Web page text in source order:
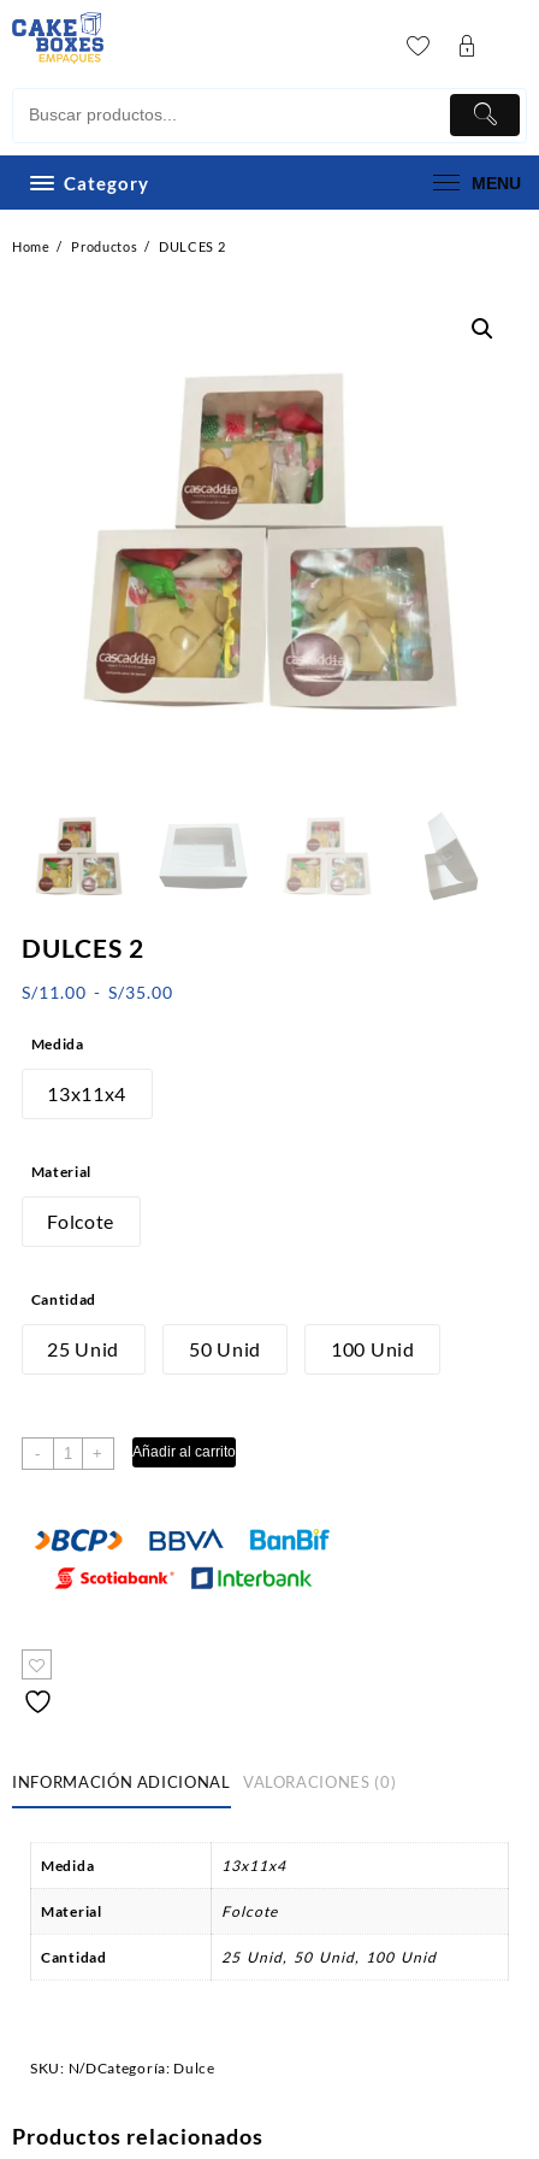
to
content
Category MENU
Home Productos DULCES 2
DULCES 2
S/11.00 - S/35.00Rango
Medida
13x11x4
Material
Folcote
Cantidad
25 Unid 50 Unid 100 Unid
-
DULCES
2
+ Añadir al carrito
INFORMACIÓN ADICIONAL VALORACIONES (0)
Medida 13x11x4
Material Folcote
Cantidad 25 Unid, 50 Unid, 100 Unid
SKU: N/DCategoría: Dulce
Productos relacionados